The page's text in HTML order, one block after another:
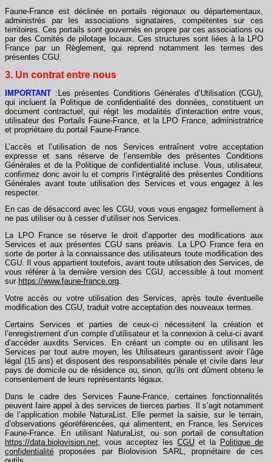
Faune-France est déclinée en portails régionaux ou départementaux,
administrés par les associations signataires, compétentes sur ces
territoires. Ces portails sont gouvernés en propre par ces associations ou
par des Comités de pilotage locaux. Ces structures sont liées à la LPO
France par un Règlement, qui reprend notamment les termes des
présentes CGU.
3. Un contrat entre nous
IMPORTANT :Les présentes Conditions Générales d’Utilisation (CGU),
qui incluent la Politique de confidentialité des données, constituent un
document contractuel, qui régit les modalités d’interaction entre vous,
utilisateur des Portails Faune-France, et la LPO France, administratrice
et propriétaire du portail Faune-France.
L’accès et l’utilisation de nos Services entraînent votre acceptation
expresse et sans réserve de l’ensemble des présentes Conditions
Générales et de la Politique de confidentialité incluse. Vous, utilisateur,
confirmez donc avoir lu et compris l’intégralité des présentes Conditions
Générales avant toute utilisation des Services et vous engagez à les
respecter.
En cas de désaccord avec les CGU, vous vous engagez formellement à
ne pas utiliser ou à cesser d’utiliser nos Services.
La LPO France se réserve le droit d’apporter des modifications aux
Services et aux présentes CGU sans préavis. La LPO France fera en
sorte de porter à la connaissance des utilisateurs toute modification des
CGU. Il vous appartient toutefois, avant toute utilisation des Services, de
vous référer à la dernière version des CGU, accessible à tout moment
sur https://www.faune-france.org.
Votre accès ou votre utilisation des Services, après toute éventuelle
modification des CGU, traduit votre acceptation des nouveaux termes.
Certains Services et parties de ceux-ci nécessitent la création et
l’enregistrement d’un compte d’utilisateur et la connexion à celui-ci avant
d’accéder auxdits Services. En créant un compte ou en utilisant les
Services par tout autre moyen, les Utilisateurs garantissent avoir l’âge
légal (15 ans) et disposent des responsabilités pénale et civile dans leur
pays de domicile ou de résidence ou, sinon, qu’ils ont dûment obtenu le
consentement de leurs représentants légaux.
Dans le cadre des Services Faune-France, certaines fonctionnalités
peuvent faire appel à des services de tierces parties. Il s’agit notamment
de l’application mobile NaturaList. Elle permet la saisie, sur le terrain,
d’observations géoréférencées, qui alimentent, en France, les Services
Faune-France. En utilisant NaturaList, ou son portail de consultation
https://data.biolovision.net , vous acceptez les CGU et la Politique de
confidentialité proposées par Biolovision SARL, propriétaire de ces